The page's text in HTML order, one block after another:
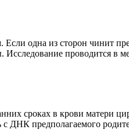
одна из сторон чинит
Исследование проводится
сроках в крови матери
ДНК предполагаемого